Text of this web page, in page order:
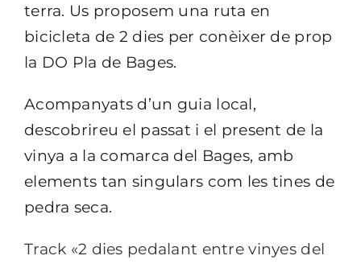
terra. Us proposem una ruta en
bicicleta de 2 dies per conèixer de prop
la DO Pla de Bages.
Acompanyats d’un guia local,
descobrireu el passat i el present de la
vinya a la comarca del Bages, amb
elements tan singulars com les tines de
pedra seca.
Track «2 dies pedalant entre vinyes del